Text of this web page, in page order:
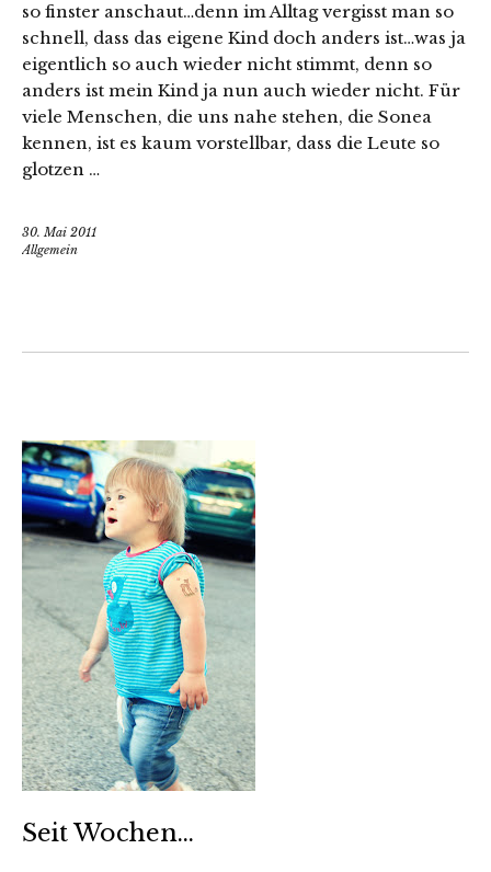
so finster anschaut…denn im Alltag vergisst man so
schnell, dass das eigene Kind doch anders ist…was ja
eigentlich so auch wieder nicht stimmt, denn so
anders ist mein Kind ja nun auch wieder nicht. Für
viele Menschen, die uns nahe stehen, die Sonea
kennen, ist es kaum vorstellbar, dass die Leute so
glotzen …
30. Mai 2011
Allgemein
Seit Wochen…